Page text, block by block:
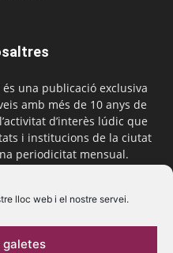
lloc web i el nostre servei.
una publicació exclusiva
amb més de 10 anys de
d’interès lúdic que
i institucions de la ciutat
periodicitat mensual.
nos